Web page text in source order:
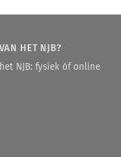
HET NJB?
NJB: fysiek óf online